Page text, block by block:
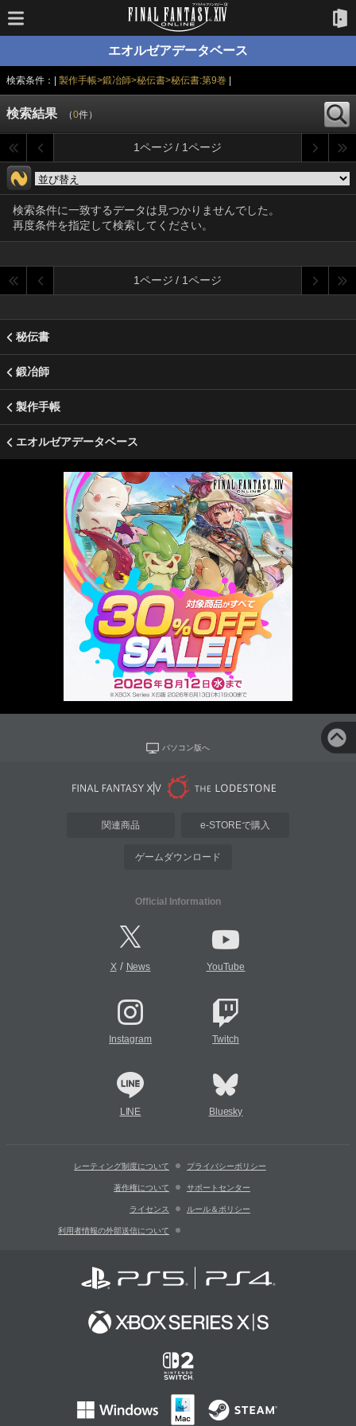
エオルゼアデータベース
検索条件：| 製作手帳>鍛冶師>秘伝書>秘伝書:第9巻
検索結果 （0件）
1ページ / 1ページ
検索条件に一致するデータは見つかりませんでした。
再度条件を指定して検索してください。
1ページ / 1ページ
秘伝書
鍛冶師
製作手帳
エオルゼアデータベース
パソコン版へ
関連商品 e-STOREで購入
ゲームダウンロード
Official Information
X/ News YouTube
Instagram Twitch
LINE Bluesky
レーティング制度について プライバシーポリシー
著作権について サポートセンター
ライセンス ルール＆ポリシー
利用者情報の外部送信について